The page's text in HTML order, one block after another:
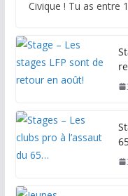
Civique ! Tu as entre